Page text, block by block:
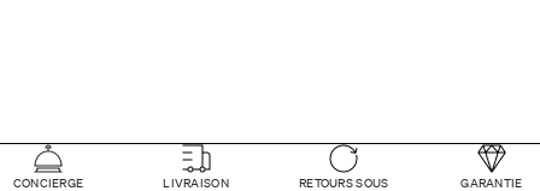
CONCIERGE
LIVRAISON
RETOURS SOUS
GARANTIE